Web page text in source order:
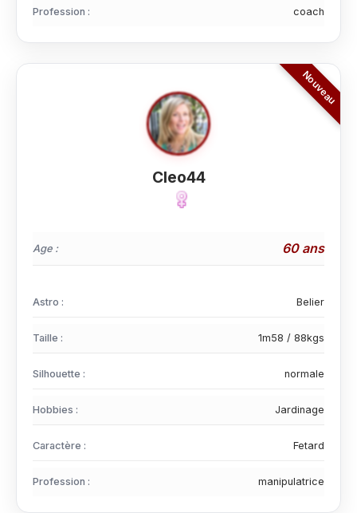
Profession : coach
Cleo44
Age : 60 ans
Astro : Belier
Taille : 1m58 / 88kgs
Silhouette : normale
Hobbies : Jardinage
Caractère : Fetard
Profession : manipulatrice